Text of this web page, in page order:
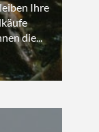
Ihre
die...